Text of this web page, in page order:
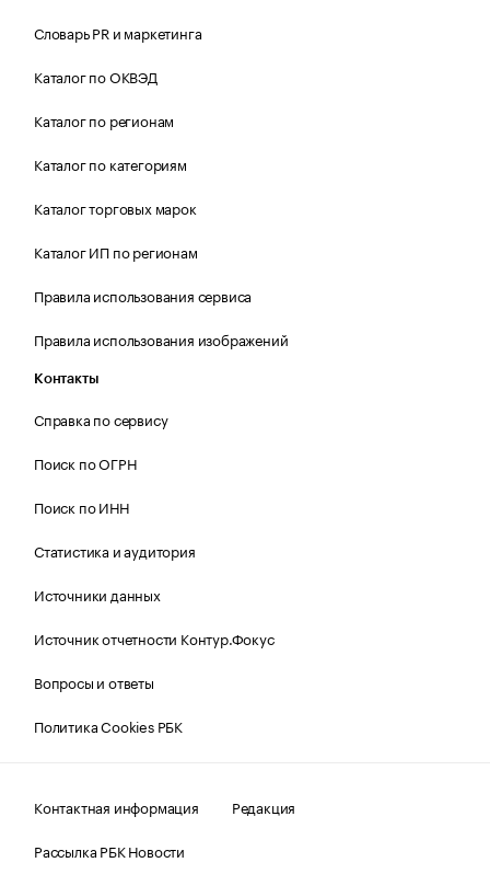
Словарь PR и маркетинга
Каталог по ОКВЭД
Каталог по регионам
Каталог по категориям
Каталог торговых марок
Каталог ИП по регионам
Правила использования сервиса
Правила использования изображений
Контакты
Справка по сервису
Поиск по ОГРН
Поиск по ИНН
Статистика и аудитория
Источники данных
Источник отчетности Контур.Фокус
Вопросы и ответы
Политика Cookies РБК
Контактная информация
Редакция
Рассылка РБК Новости